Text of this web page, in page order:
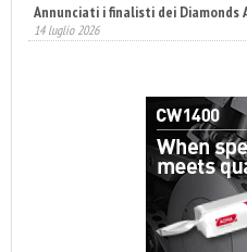
Annunciati i finalisti dei Diamonds
14 luglio 2026